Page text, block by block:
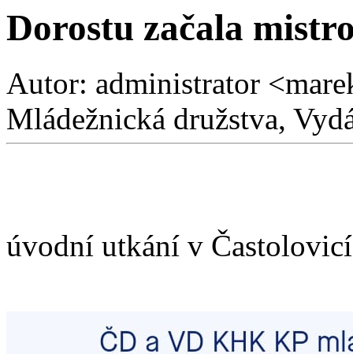
Dorostu začala
Autor: administrator
Mládežnická družstva,
úvodní utkání v